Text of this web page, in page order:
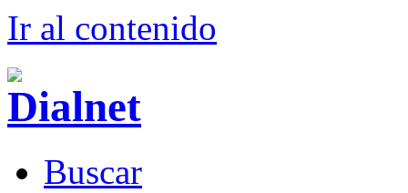
Ir al contenido
Buscar